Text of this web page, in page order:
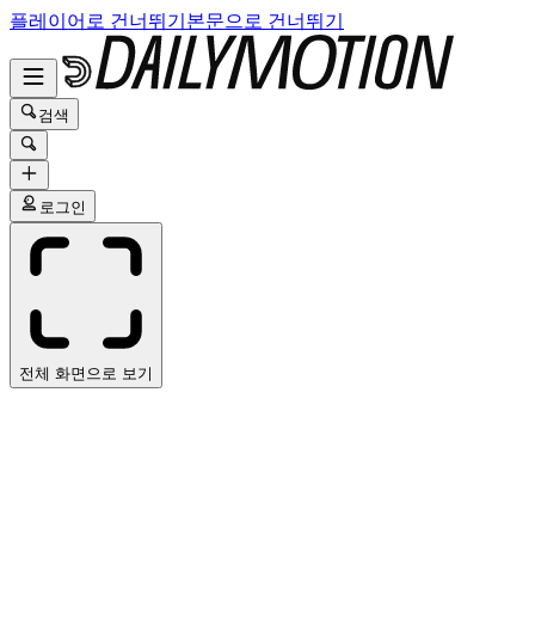
플레이어로 건너뛰기 본문으로 건너뛰기
검색
로그인
전체 화면으로 보기